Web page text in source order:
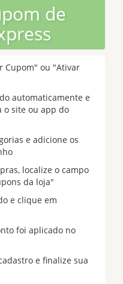
de
Cupom" ou "Ativar
automaticamente e
o site ou app do
e adicione os
localize o campo
da loja"
e clique em
foi aplicado no
e finalize sua